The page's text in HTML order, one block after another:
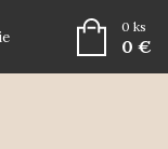
0 ks
0 €